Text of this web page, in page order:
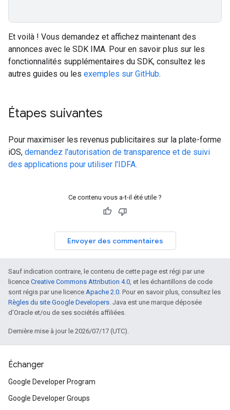
Et voilà ! Vous demandez et affichez maintenant des
annonces avec le SDK IMA. Pour en savoir plus sur les
fonctionnalités supplémentaires du SDK, consultez les
autres guides ou les exemples sur GitHub.
Étapes suivantes
Pour maximiser les revenus publicitaires sur la plate-forme
iOS, demandez l'autorisation de transparence et de suivi
des applications pour utiliser l'IDFA.
Ce contenu vous a-t-il été utile ?
Envoyer des commentaires
Sauf indication contraire, le contenu de cette page est régi par une
licence Creative Commons Attribution 4.0, et les échantillons de code
sont régis par une licence Apache 2.0. Pour en savoir plus, consultez les
Règles du site Google Developers. Java est une marque déposée
d'Oracle et/ou de ses sociétés affiliées.
Dernière mise à jour le 2026/07/17 (UTC).
Échanger
Google Developer Program
Google Developer Groups